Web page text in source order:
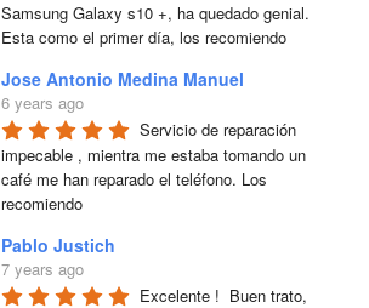
Samsung Galaxy s10 +, ha quedado genial.
Esta como el primer día, los recomiendo
Jose Antonio Medina Manuel
6 years ago
Servicio de reparación
impecable , mientra me estaba tomando un
café me han reparado el teléfono. Los
recomiendo
Pablo Justich
7 years ago
Excelente !  Buen trato,